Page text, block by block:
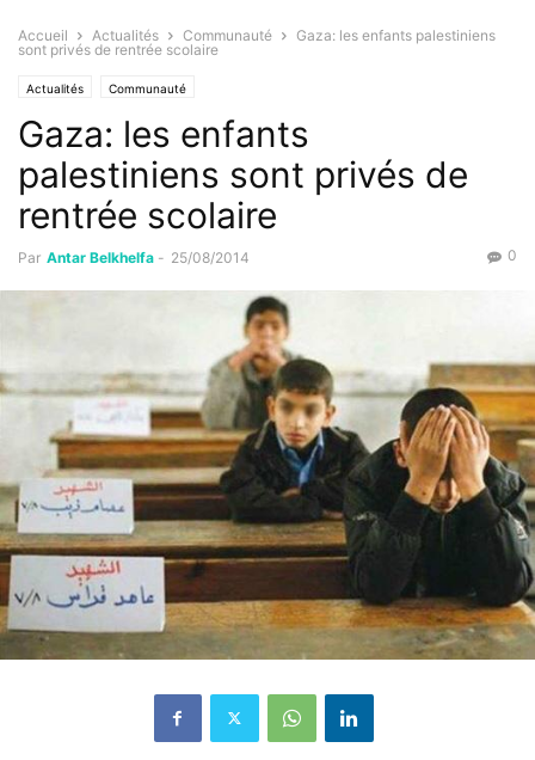
Accueil Actualités Communauté
Gaza: les enfants palestiniens
sont privés de rentrée scolaire
Actualités Communauté
Gaza: les enfants
palestiniens sont privés de
rentrée scolaire
Par Antar Belkhelfa - 25/08/2014 0